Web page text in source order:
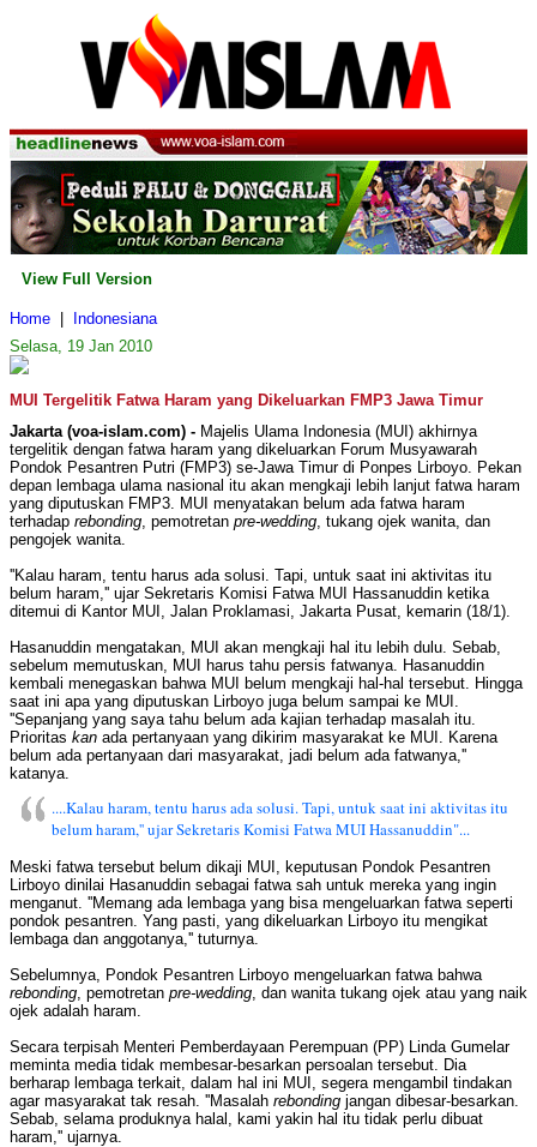
View Full Version
Home
Indonesiana
Selasa, 19 Jan 2010
MUI Tergelitik Fatwa Haram yang Dikeluarkan FMP3 Jawa Timur
Jakarta (voa-islam.com) - Majelis Ulama Indonesia (MUI) akhirnya
tergelitik dengan fatwa haram yang dikeluarkan Forum Musyawarah
Pondok Pesantren Putri (FMP3) se-Jawa Timur di Ponpes Lirboyo. Pekan
depan lembaga ulama nasional itu akan mengkaji lebih lanjut fatwa haram
yang diputuskan FMP3. MUI menyatakan belum ada fatwa haram
terhadap rebonding , pemotretan pre-wedding , tukang ojek wanita, dan
pengojek wanita.
''Kalau haram, tentu harus ada solusi. Tapi, untuk saat ini aktivitas itu
belum haram,'' ujar Sekretaris Komisi Fatwa MUI Hassanuddin ketika
ditemui di Kantor MUI, Jalan Proklamasi, Jakarta Pusat, kemarin (18/1).
Hasanuddin mengatakan, MUI akan mengkaji hal itu lebih dulu. Sebab,
sebelum memutuskan, MUI harus tahu persis fatwanya. Hasanuddin
kembali menegaskan bahwa MUI belum mengkaji hal-hal tersebut. Hingga
saat ini apa yang diputuskan Lirboyo juga belum sampai ke MUI.
''Sepanjang yang saya tahu belum ada kajian terhadap masalah itu.
Prioritas kan ada pertanyaan yang dikirim masyarakat ke MUI. Karena
belum ada pertanyaan dari masyarakat, jadi belum ada fatwanya,''
katanya.
....Kalau haram, tentu harus ada solusi. Tapi, untuk saat ini aktivitas itu
belum haram,'' ujar Sekretaris Komisi Fatwa MUI Hassanuddin"...
Meski fatwa tersebut belum dikaji MUI, keputusan Pondok Pesantren
Lirboyo dinilai Hasanuddin sebagai fatwa sah untuk mereka yang ingin
menganut. ''Memang ada lembaga yang bisa mengeluarkan fatwa seperti
pondok pesantren. Yang pasti, yang dikeluarkan Lirboyo itu mengikat
lembaga dan anggotanya,'' tuturnya.
Sebelumnya, Pondok Pesantren Lirboyo mengeluarkan fatwa bahwa
rebonding , pemotretan pre-wedding , dan wanita tukang ojek atau yang naik
ojek adalah haram.
Secara terpisah Menteri Pemberdayaan Perempuan (PP) Linda Gumelar
meminta media tidak membesar-besarkan persoalan tersebut. Dia
berharap lembaga terkait, dalam hal ini MUI, segera mengambil tindakan
agar masyarakat tak resah. ''Masalah rebonding jangan dibesar-besarkan.
Sebab, selama produknya halal, kami yakin hal itu tidak perlu dibuat
haram,'' ujarnya.